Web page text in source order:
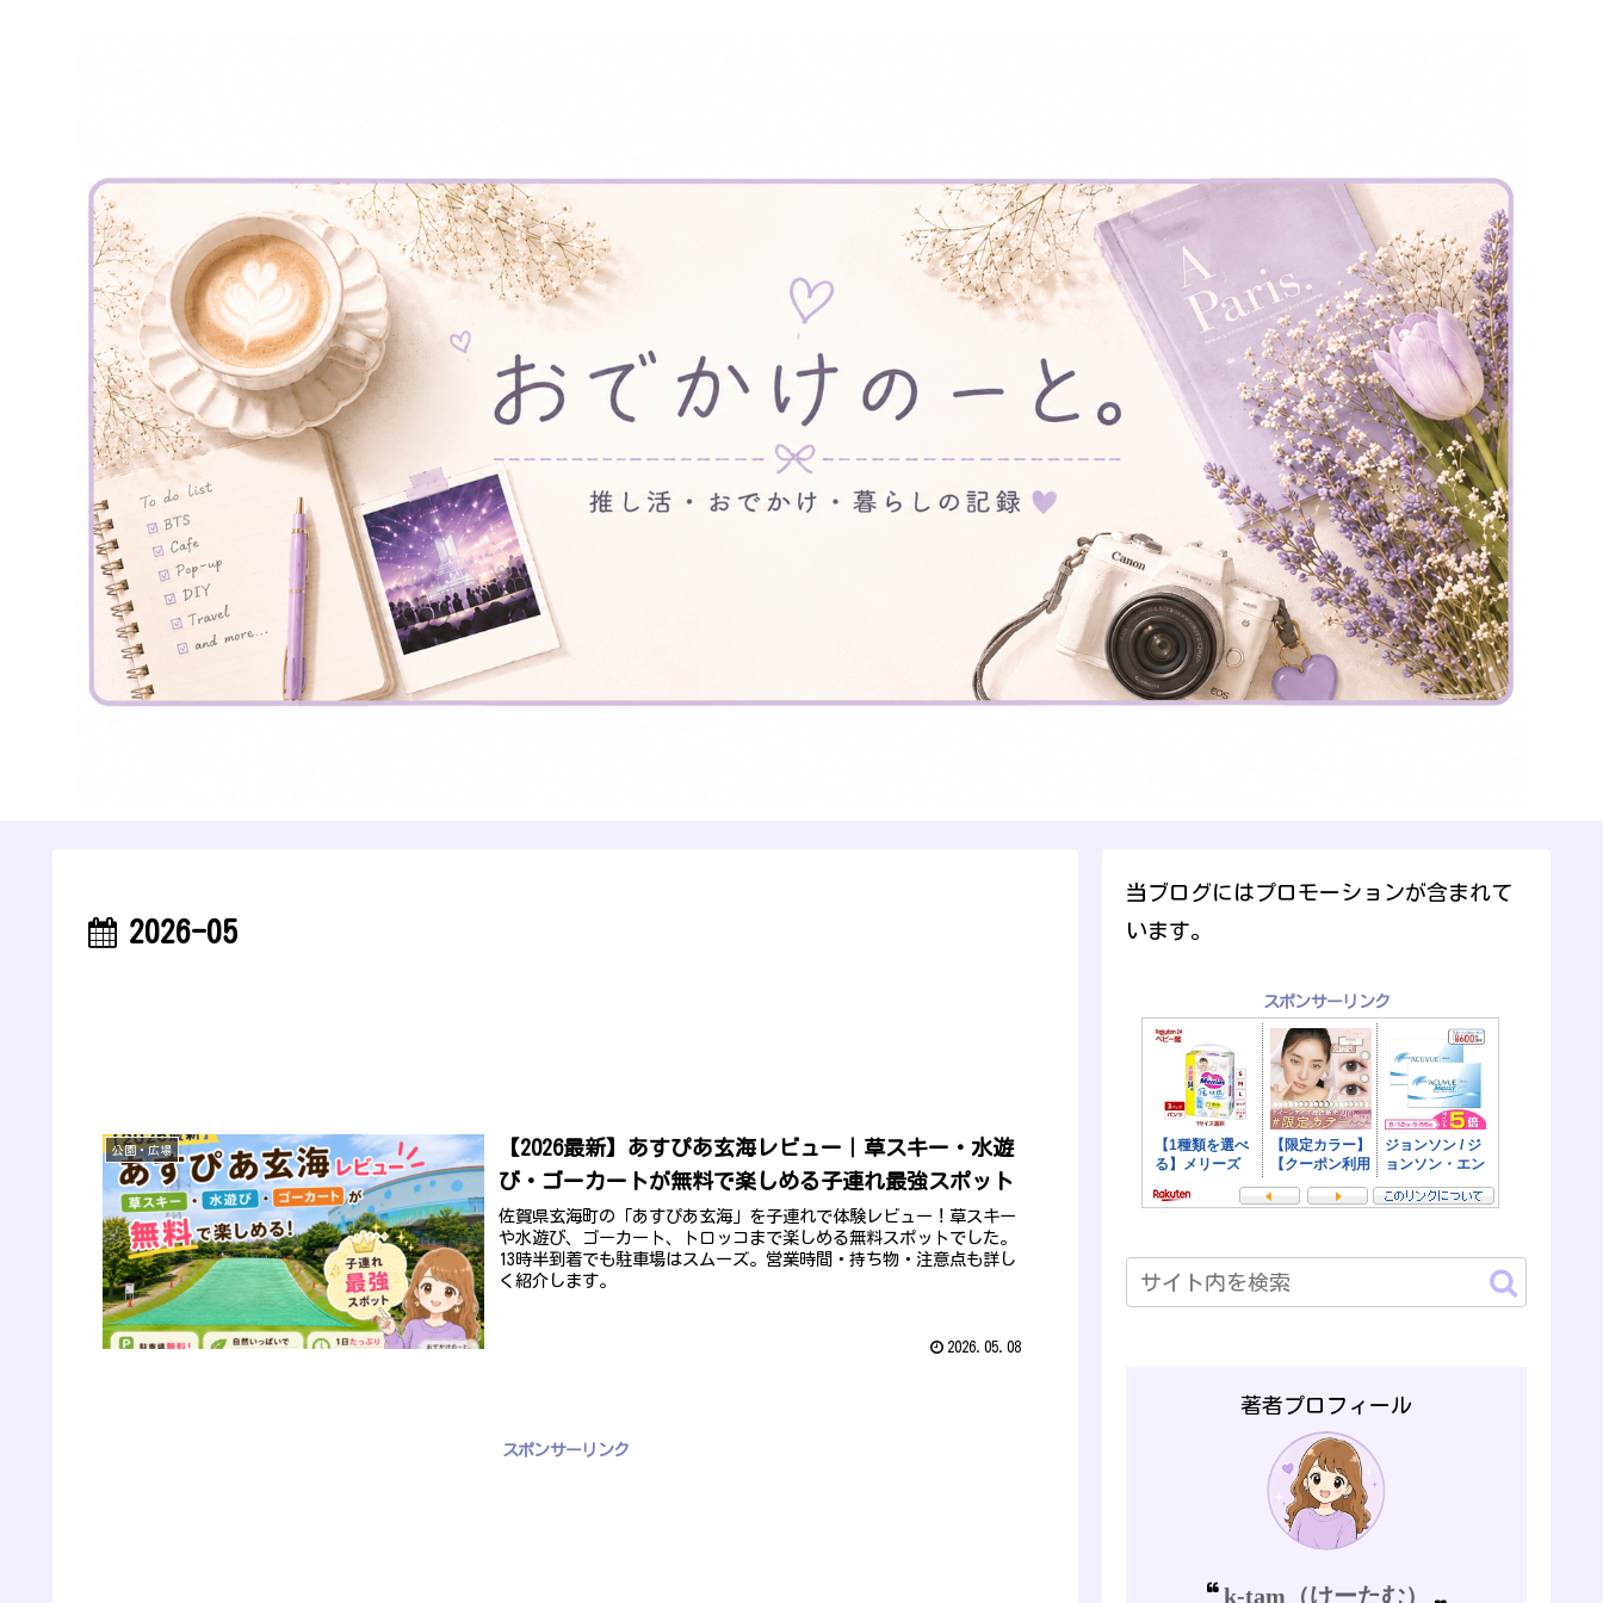
2026-05
公園・広場
【2026最新】あすぴあ玄海レビュー｜草スキー・水遊
び・ゴーカートが無料で楽しめる子連れ最強スポット
佐賀県玄海町の「あすぴあ玄海」を子連れで体験レビュー！草スキー
や水遊び、ゴーカート、トロッコまで楽しめる無料スポットでした。
13時半到着でも駐車場はスムーズ。営業時間・持ち物・注意点も詳し
く紹介します。
2026.05.08
スポンサーリンク
当ブログにはプロモーションが含まれて
います。
スポンサーリンク
著者プロフィール
k-tam（けーたむ）